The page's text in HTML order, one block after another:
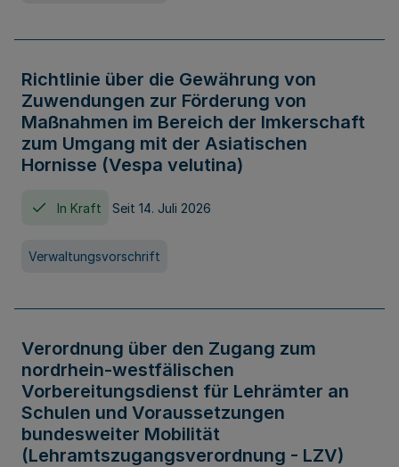
Richtlinie über die Gewährung von
Zuwendungen zur Förderung von
Maßnahmen im Bereich der Imkerschaft
zum Umgang mit der Asiatischen
Hornisse (Vespa velutina)
In Kraft Seit 14. Juli 2026
Verwaltungsvorschrift
Verordnung über den Zugang zum
nordrhein-westfälischen
Vorbereitungsdienst für Lehrämter an
Schulen und Voraussetzungen
bundesweiter Mobilität
(Lehramtszugangsverordnung - LZV)